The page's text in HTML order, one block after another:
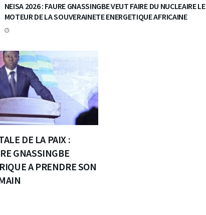
NEISA 2026 : FAURE GNASSINGBE VEUT FAIRE DU NUCLEAIRE LE
MOTEUR DE LA SOUVERAINETE ENERGETIQUE AFRICAINE
DE LA PAIX :
GNASSINGBE
A PRENDRE SON